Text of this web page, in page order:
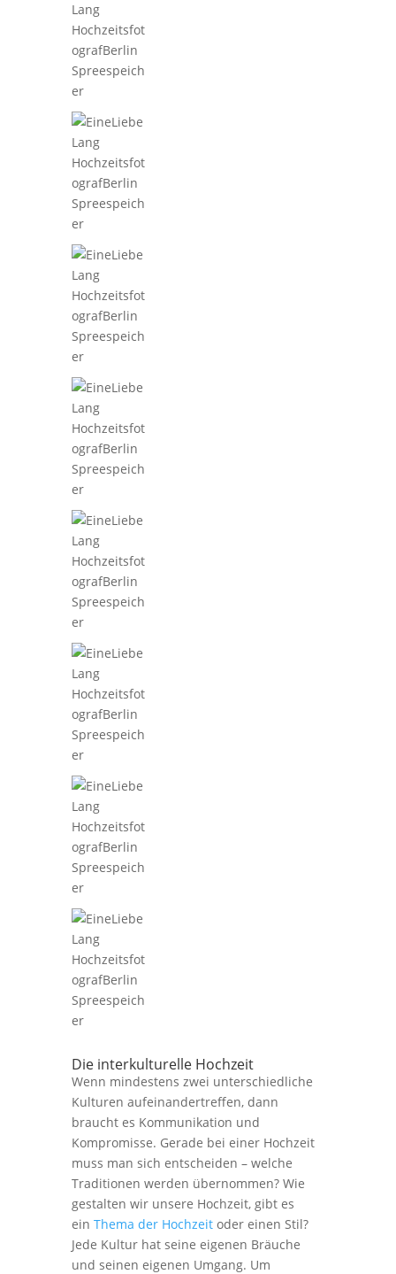
Die interkulturelle Hochzeit
Wenn mindestens zwei unterschiedliche
Kulturen aufeinandertreffen, dann
braucht es Kommunikation und
Kompromisse. Gerade bei einer Hochzeit
muss man sich entscheiden – welche
Traditionen werden übernommen? Wie
gestalten wir unsere Hochzeit, gibt es
ein Thema der Hochzeit oder einen Stil?
Jede Kultur hat seine eigenen Bräuche
und seinen eigenen Umgang. Um